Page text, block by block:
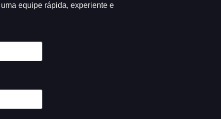
equipe rápida, experiente e